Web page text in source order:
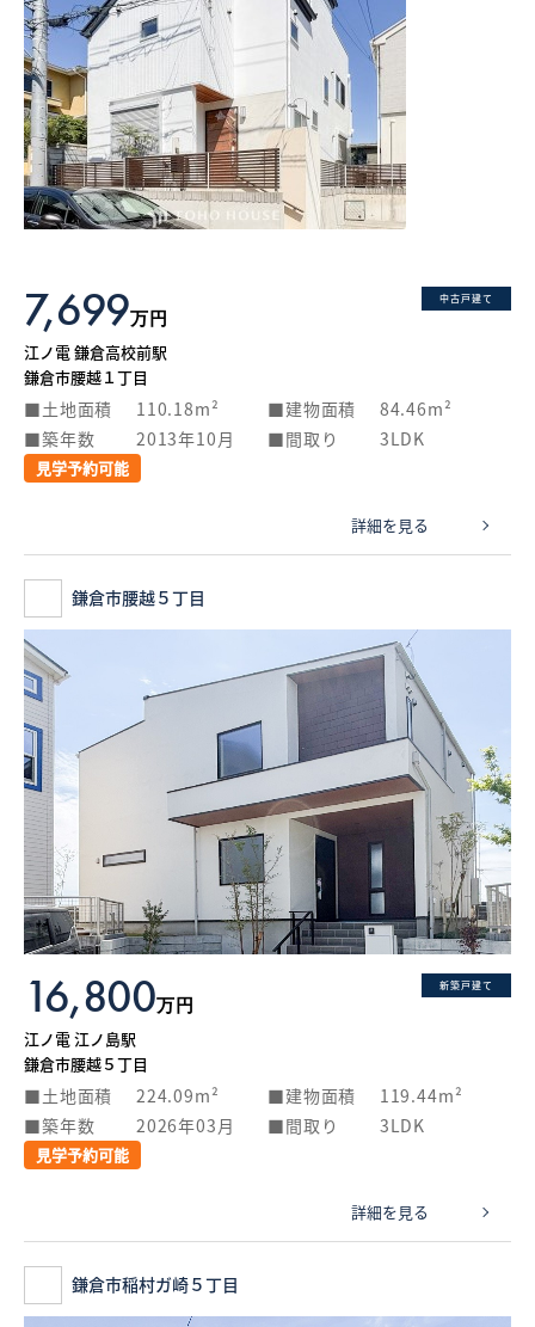
中古戸建て
7,699万円
江ノ電 鎌倉高校前駅
鎌倉市腰越１丁目
土地面積 110.18m² 建物面積
84.46m²
築年数
2013年10月 間取り 3LDK
見学予約可能
詳細を見る
鎌倉市腰越５丁目
新築戸建て
16,800万円
江ノ電 江ノ島駅
鎌倉市腰越５丁目
土地面積 224.09m² 建物面積
119.44m²
築年数
2026年03月 間取り 3LDK
見学予約可能
詳細を見る
鎌倉市稲村ガ崎５丁目